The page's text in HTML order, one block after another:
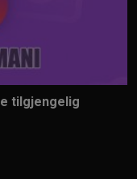
tilgjengelig